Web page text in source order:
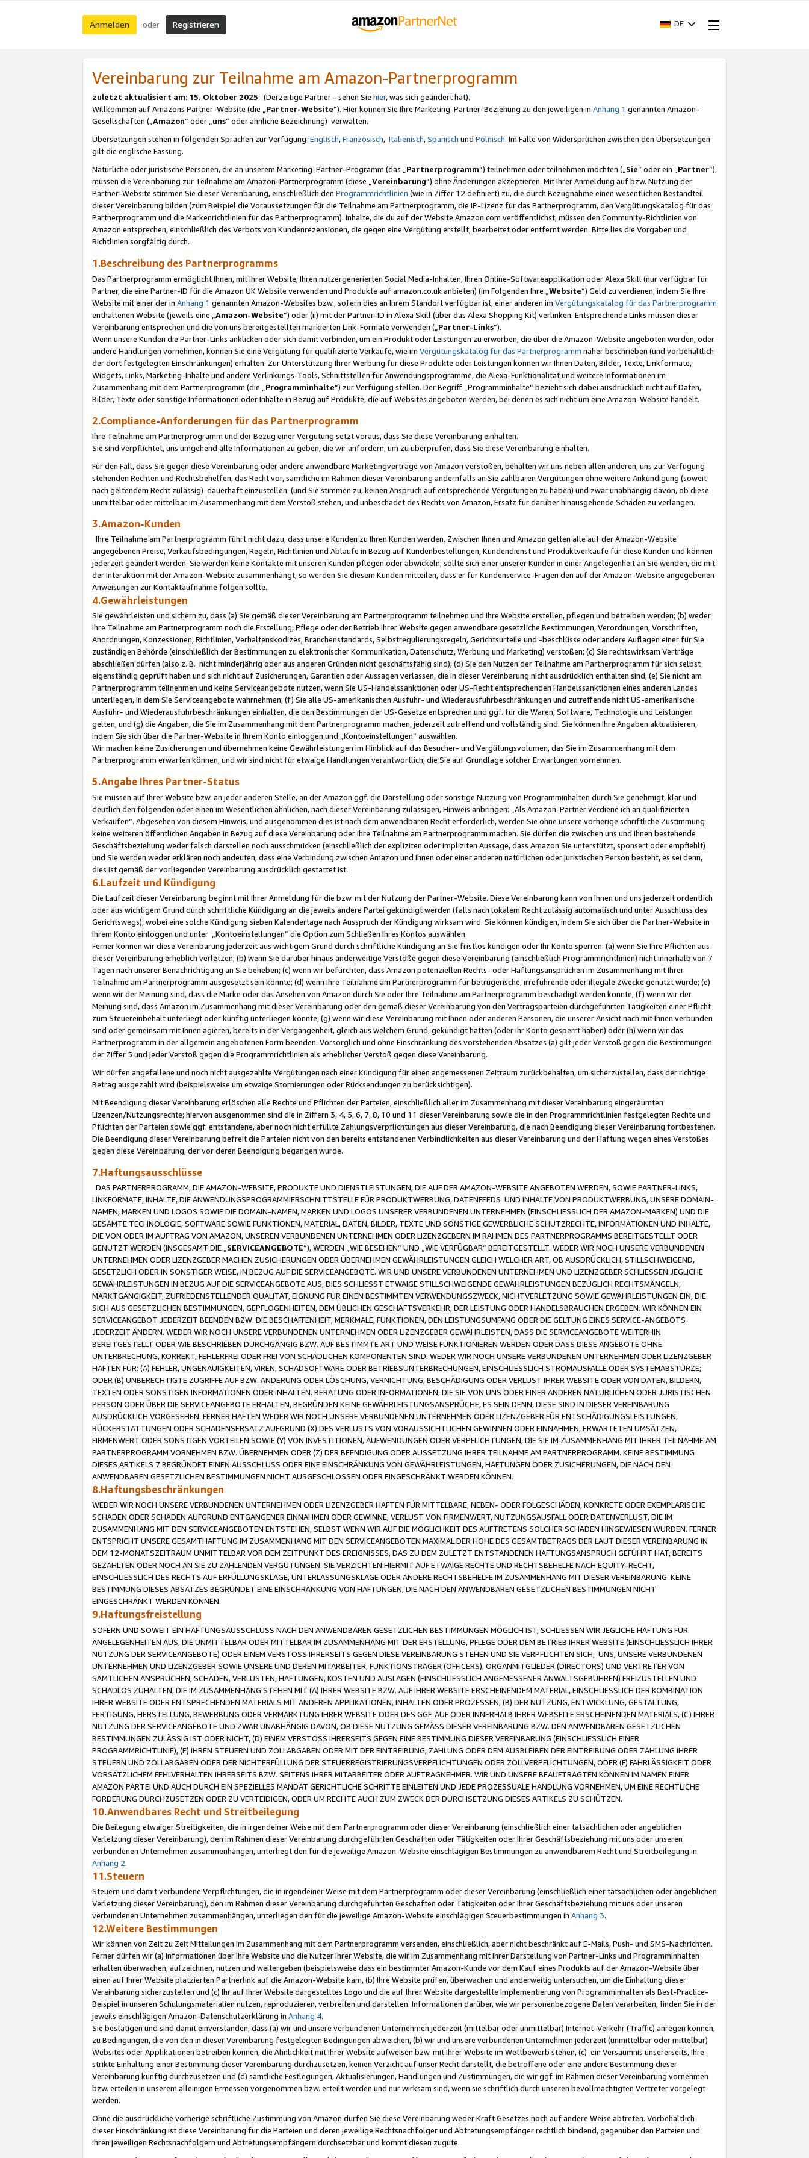
Anmelden oder Registrieren DE
Vereinbarung zur Teilnahme am Amazon-Partnerprogramm
zuletzt aktualisiert am: 15. Oktober 2025 (Derzeitige Partner - sehen Sie hier, was sich geändert hat).
Willkommen auf Amazons Partner-Website (die „Partner-Website“). Hier können Sie Ihre Marketing-Partner-Beziehung zu den jeweiligen in Anhang 1 genannten Amazon-
Gesellschaften („Amazon“ oder „uns“ oder ähnliche Bezeichnung) verwalten.
Übersetzungen stehen in folgenden Sprachen zur Verfügung :Englisch,Französisch, Italienisch,Spanisch und Polnisch. Im Falle von Widersprüchen zwischen den Übersetzungen
gilt die englische Fassung.
Natürliche oder juristische Personen, die an unserem Marketing-Partner-Programm (das „Partnerprogramm“) teilnehmen oder teilnehmen möchten („Sie“ oder ein „Partner“),
müssen die Vereinbarung zur Teilnahme am Amazon-Partnerprogramm (diese „Vereinbarung“) ohne Änderungen akzeptieren. Mit Ihrer Anmeldung auf bzw. Nutzung der
Partner-Website stimmen Sie dieser Vereinbarung, einschließlich den Programmrichtlinien (wie in Ziffer 12 definiert) zu, die durch Bezugnahme einen wesentlichen Bestandteil
dieser Vereinbarung bilden (zum Beispiel die Voraussetzungen für die Teilnahme am Partnerprogramm, die IP-Lizenz für das Partnerprogramm, den Vergütungskatalog für das
Partnerprogramm und die Markenrichtlinien für das Partnerprogramm). Inhalte, die du auf der Website Amazon.com veröffentlichst, müssen den Community-Richtlinien von
Amazon entsprechen, einschließlich des Verbots von Kundenrezensionen, die gegen eine Vergütung erstellt, bearbeitet oder entfernt werden. Bitte lies die Vorgaben und
Richtlinien sorgfältig durch.
1.Beschreibung des Partnerprogramms
Das Partnerprogramm ermöglicht Ihnen, mit Ihrer Website, Ihren nutzergenerierten Social Media-Inhalten, Ihren Online-Softwareapplikation oder Alexa Skill (nur verfügbar für
Partner, die eine Partner-ID für die Amazon UK Website verwenden und Produkte auf amazon.co.uk anbieten) (im Folgenden Ihre „ Website“) Geld zu verdienen, indem Sie Ihre
Website mit einer der in Anhang 1 genannten Amazon-Websites bzw., sofern dies an Ihrem Standort verfügbar ist, einer anderen im Vergütungskatalog für das Partnerprogramm
enthaltenen Website (jeweils eine „ Amazon-Website“) oder (ii) mit der Partner-ID in Alexa Skill (über das Alexa Shopping Kit) verlinken. Entsprechende Links müssen dieser
Vereinbarung entsprechen und die von uns bereitgestellten markierten Link-Formate verwenden („ Partner-Links“).
Wenn unsere Kunden die Partner-Links anklicken oder sich damit verbinden, um ein Produkt oder Leistungen zu erwerben, die über die Amazon-Website angeboten werden, oder
andere Handlungen vornehmen, können Sie eine Vergütung für qualifizierte Verkäufe, wie im Vergütungskatalog für das Partnerprogramm näher beschrieben (und vorbehaltlich
der dort festgelegten Einschränkungen) erhalten. Zur Unterstützung Ihrer Werbung für diese Produkte oder Leistungen können wir Ihnen Daten, Bilder, Texte, Linkformate,
Widgets, Links, Marketing-Inhalte und andere Verlinkungs-Tools, Schnittstellen für Anwendungsprogramme, die Alexa-Funktionalität und weitere Informationen im
Zusammenhang mit dem Partnerprogramm (die „ Programminhalte“) zur Verfügung stellen. Der Begriff „Programminhalte“ bezieht sich dabei ausdrücklich nicht auf Daten,
Bilder, Texte oder sonstige Informationen oder Inhalte in Bezug auf Produkte, die auf Websites angeboten werden, bei denen es sich nicht um eine Amazon-Website handelt.
2.Compliance-Anforderungen für das Partnerprogramm
Ihre Teilnahme am Partnerprogramm und der Bezug einer Vergütung setzt voraus, dass Sie diese Vereinbarung einhalten.
Sie sind verpflichtet, uns umgehend alle Informationen zu geben, die wir anfordern, um zu überprüfen, dass Sie diese Vereinbarung einhalten.
Für den Fall, dass Sie gegen diese Vereinbarung oder andere anwendbare Marketingverträge von Amazon verstoßen, behalten wir uns neben allen anderen, uns zur Verfügung
stehenden Rechten und Rechtsbehelfen, das Recht vor, sämtliche im Rahmen dieser Vereinbarung andernfalls an Sie zahlbaren Vergütungen ohne weitere Ankündigung (soweit
nach geltendem Recht zulässig) dauerhaft einzustellen (und Sie stimmen zu, keinen Anspruch auf entsprechende Vergütungen zu haben) und zwar unabhängig davon, ob diese
unmittelbar oder mittelbar im Zusammenhang mit dem Verstoß stehen, und unbeschadet des Rechts von Amazon, Ersatz für darüber hinausgehende Schäden zu verlangen.
3.Amazon-Kunden
Ihre Teilnahme am Partnerprogramm führt nicht dazu, dass unsere Kunden zu Ihren Kunden werden. Zwischen Ihnen und Amazon gelten alle auf der Amazon-Website
angegebenen Preise, Verkaufsbedingungen, Regeln, Richtlinien und Abläufe in Bezug auf Kundenbestellungen, Kundendienst und Produktverkäufe für diese Kunden und können
jederzeit geändert werden. Sie werden keine Kontakte mit unseren Kunden pflegen oder abwickeln; sollte sich einer unserer Kunden in einer Angelegenheit an Sie wenden, die mit
der Interaktion mit der Amazon-Website zusammenhängt, so werden Sie diesem Kunden mitteilen, dass er für Kundenservice-Fragen den auf der Amazon-Website angegebenen
Anweisungen zur Kontaktaufnahme folgen sollte.
4.Gewährleistungen
Sie gewährleisten und sichern zu, dass (a) Sie gemäß dieser Vereinbarung am Partnerprogramm teilnehmen und Ihre Website erstellen, pflegen und betreiben werden; (b) weder
Ihre Teilnahme am Partnerprogramm noch die Erstellung, Pflege oder der Betrieb Ihrer Website gegen anwendbare gesetzliche Bestimmungen, Verordnungen, Vorschriften,
Anordnungen, Konzessionen, Richtlinien, Verhaltenskodizes, Branchenstandards, Selbstregulierungsregeln, Gerichtsurteile und -beschlüsse oder andere Auflagen einer für Sie
zuständigen Behörde (einschließlich der Bestimmungen zu elektronischer Kommunikation, Datenschutz, Werbung und Marketing) verstoßen; (c) Sie rechtswirksam Verträge
abschließen dürfen (also z. B. nicht minderjährig oder aus anderen Gründen nicht geschäftsfähig sind); (d) Sie den Nutzen der Teilnahme am Partnerprogramm für sich selbst
eigenständig geprüft haben und sich nicht auf Zusicherungen, Garantien oder Aussagen verlassen, die in dieser Vereinbarung nicht ausdrücklich enthalten sind; (e) Sie nicht am
Partnerprogramm teilnehmen und keine Serviceangebote nutzen, wenn Sie US-Handelssanktionen oder US-Recht entsprechenden Handelssanktionen eines anderen Landes
unterliegen, in dem Sie Serviceangebote wahrnehmen; (f) Sie alle US-amerikanischen Ausfuhr- und Wiederausfuhrbeschränkungen und zutreffende nicht US-amerikanische
Ausfuhr- und Wiederausfuhrbeschränkungen einhalten, die den Bestimmungen der US-Gesetze entsprechen und ggf. für die Waren, Software, Technologie und Leistungen
gelten, und (g) die Angaben, die Sie im Zusammenhang mit dem Partnerprogramm machen, jederzeit zutreffend und vollständig sind. Sie können Ihre Angaben aktualisieren,
indem Sie sich über die Partner-Website in Ihrem Konto einloggen und „Kontoeinstellungen“ auswählen.
Wir machen keine Zusicherungen und übernehmen keine Gewährleistungen im Hinblick auf das Besucher- und Vergütungsvolumen, das Sie im Zusammenhang mit dem
Partnerprogramm erwarten können, und wir sind nicht für etwaige Handlungen verantwortlich, die Sie auf Grundlage solcher Erwartungen vornehmen.
5.Angabe Ihres Partner-Status
Sie müssen auf Ihrer Website bzw. an jeder anderen Stelle, an der Amazon ggf. die Darstellung oder sonstige Nutzung von Programminhalten durch Sie genehmigt, klar und
deutlich den folgenden oder einen im Wesentlichen ähnlichen, nach dieser Vereinbarung zulässigen, Hinweis anbringen: „Als Amazon-Partner verdiene ich an qualifizierten
Verkäufen“. Abgesehen von diesem Hinweis, und ausgenommen dies ist nach dem anwendbaren Recht erforderlich, werden Sie ohne unsere vorherige schriftliche Zustimmung
keine weiteren öffentlichen Angaben in Bezug auf diese Vereinbarung oder Ihre Teilnahme am Partnerprogramm machen. Sie dürfen die zwischen uns und Ihnen bestehende
Geschäftsbeziehung weder falsch darstellen noch ausschmücken (einschließlich der expliziten oder impliziten Aussage, dass Amazon Sie unterstützt, sponsert oder empfiehlt)
und Sie werden weder erklären noch andeuten, dass eine Verbindung zwischen Amazon und Ihnen oder einer anderen natürlichen oder juristischen Person besteht, es sei denn,
dies ist gemäß der vorliegenden Vereinbarung ausdrücklich gestattet ist.
6.Laufzeit und Kündigung
Die Laufzeit dieser Vereinbarung beginnt mit Ihrer Anmeldung für die bzw. mit der Nutzung der Partner-Website. Diese Vereinbarung kann von Ihnen und uns jederzeit ordentlich
oder aus wichtigem Grund durch schriftliche Kündigung an die jeweils andere Partei gekündigt werden (falls nach lokalem Recht zulässig automatisch und unter Ausschluss des
Gerichtswegs), wobei eine solche Kündigung sieben Kalendertage nach Ausspruch der Kündigung wirksam wird. Sie können kündigen, indem Sie sich über die Partner-Website in
Ihrem Konto einloggen und unter „Kontoeinstellungen“ die Option zum Schließen Ihres Kontos auswählen.
Ferner können wir diese Vereinbarung jederzeit aus wichtigem Grund durch schriftliche Kündigung an Sie fristlos kündigen oder Ihr Konto sperren: (a) wenn Sie Ihre Pflichten aus
dieser Vereinbarung erheblich verletzen; (b) wenn Sie darüber hinaus anderweitige Verstöße gegen diese Vereinbarung (einschließlich Programmrichtlinien) nicht innerhalb von 7
Tagen nach unserer Benachrichtigung an Sie beheben; (c) wenn wir befürchten, dass Amazon potenziellen Rechts- oder Haftungsansprüchen im Zusammenhang mit Ihrer
Teilnahme am Partnerprogramm ausgesetzt sein könnte; (d) wenn Ihre Teilnahme am Partnerprogramm für betrügerische, irreführende oder illegale Zwecke genutzt wurde; (e)
wenn wir der Meinung sind, dass die Marke oder das Ansehen von Amazon durch Sie oder Ihre Teilnahme am Partnerprogramm beschädigt werden könnte; (f) wenn wir der
Meinung sind, dass Amazon im Zusammenhang mit dieser Vereinbarung oder den gemäß dieser Vereinbarung von den Vertragsparteien durchgeführten Tätigkeiten einer Pflicht
zum Steuereinbehalt unterliegt oder künftig unterliegen könnte; (g) wenn wir diese Vereinbarung mit Ihnen oder anderen Personen, die unserer Ansicht nach mit Ihnen verbunden
sind oder gemeinsam mit Ihnen agieren, bereits in der Vergangenheit, gleich aus welchem Grund, gekündigt hatten (oder Ihr Konto gesperrt haben) oder (h) wenn wir das
Partnerprogramm in der allgemein angebotenen Form beenden. Vorsorglich und ohne Einschränkung des vorstehenden Absatzes (a) gilt jeder Verstoß gegen die Bestimmungen
der Ziffer 5 und jeder Verstoß gegen die Programmrichtlinien als erheblicher Verstoß gegen diese Vereinbarung.
Wir dürfen angefallene und noch nicht ausgezahlte Vergütungen nach einer Kündigung für einen angemessenen Zeitraum zurückbehalten, um sicherzustellen, dass der richtige
Betrag ausgezahlt wird (beispielsweise um etwaige Stornierungen oder Rücksendungen zu berücksichtigen).
Mit Beendigung dieser Vereinbarung erlöschen alle Rechte und Pflichten der Parteien, einschließlich aller im Zusammenhang mit dieser Vereinbarung eingeräumten
Lizenzen/Nutzungsrechte; hiervon ausgenommen sind die in Ziffern 3, 4, 5, 6, 7, 8, 10 und 11 dieser Vereinbarung sowie die in den Programmrichtlinien festgelegten Rechte und
Pflichten der Parteien sowie ggf. entstandene, aber noch nicht erfüllte Zahlungsverpflichtungen aus dieser Vereinbarung, die nach Beendigung dieser Vereinbarung fortbestehen.
Die Beendigung dieser Vereinbarung befreit die Parteien nicht von den bereits entstandenen Verbindlichkeiten aus dieser Vereinbarung und der Haftung wegen eines Verstoßes
gegen diese Vereinbarung, der vor deren Beendigung begangen wurde.
7.Haftungsausschlüsse
DAS PARTNERPROGRAMM, DIE AMAZON-WEBSITE, PRODUKTE UND DIENSTLEISTUNGEN, DIE AUF DER AMAZON-WEBSITE ANGEBOTEN WERDEN, SOWIE PARTNER-LINKS,
LINKFORMATE, INHALTE, DIE ANWENDUNGSPROGRAMMIERSCHNITTSTELLE FÜR PRODUKTWERBUNG, DATENFEEDS UND INHALTE VON PRODUKTWERBUNG, UNSERE DOMAIN-
NAMEN, MARKEN UND LOGOS SOWIE DIE DOMAIN-NAMEN, MARKEN UND LOGOS UNSERER VERBUNDENEN UNTERNEHMEN (EINSCHLIESSLICH DER AMAZON-MARKEN) UND DIE
GESAMTE TECHNOLOGIE, SOFTWARE SOWIE FUNKTIONEN, MATERIAL, DATEN, BILDER, TEXTE UND SONSTIGE GEWERBLICHE SCHUTZRECHTE, INFORMATIONEN UND INHALTE,
DIE VON ODER IM AUFTRAG VON AMAZON, UNSEREN VERBUNDENEN UNTERNEHMEN ODER LIZENZGEBERN IM RAHMEN DES PARTNERPROGRAMMS BEREITGESTELLT ODER
GENUTZT WERDEN (INSGESAMT DIE „ SERVICEANGEBOTE“), WERDEN „WIE BESEHEN“ UND „WIE VERFÜGBAR“ BEREITGESTELLT. WEDER WIR NOCH UNSERE VERBUNDENEN
UNTERNEHMEN ODER LIZENZGEBER MACHEN ZUSICHERUNGEN ODER ÜBERNEHMEN GEWÄHRLEISTUNGEN GLEICH WELCHER ART, OB AUSDRÜCKLICH, STILLSCHWEIGEND,
GESETZLICH ODER IN SONSTIGER WEISE, IN BEZUG AUF DIE SERVICEANGEBOTE. WIR UND UNSERE VERBUNDENEN UNTERNEHMEN UND LIZENZGEBER SCHLIESSEN JEGLICHE
GEWÄHRLEISTUNGEN IN BEZUG AUF DIE SERVICEANGEBOTE AUS; DIES SCHLIESST ETWAIGE STILLSCHWEIGENDE GEWÄHRLEISTUNGEN BEZÜGLICH RECHTSMÄNGELN,
MARKTGÄNGIGKEIT, ZUFRIEDENSTELLENDER QUALITÄT, EIGNUNG FÜR EINEN BESTIMMTEN VERWENDUNGSZWECK, NICHTVERLETZUNG SOWIE GEWÄHRLEISTUNGEN EIN, DIE
SICH AUS GESETZLICHEN BESTIMMUNGEN, GEPFLOGENHEITEN, DEM ÜBLICHEN GESCHÄFTSVERKEHR, DER LEISTUNG ODER HANDELSBRÄUCHEN ERGEBEN. WIR KÖNNEN EIN
SERVICEANGEBOT JEDERZEIT BEENDEN BZW. DIE BESCHAFFENHEIT, MERKMALE, FUNKTIONEN, DEN LEISTUNGSUMFANG ODER DIE GELTUNG EINES SERVICE-ANGEBOTS
JEDERZEIT ÄNDERN. WEDER WIR NOCH UNSERE VERBUNDENEN UNTERNEHMEN ODER LIZENZGEBER GEWÄHRLEISTEN, DASS DIE SERVICEANGEBOTE WEITERHIN
BEREITGESTELLT ODER WIE BESCHRIEBEN DURCHGÄNGIG BZW. AUF BESTIMMTE ART UND WEISE FUNKTIONIEREN WERDEN ODER DASS DIESE ANGEBOTE OHNE
UNTERBRECHUNG, KORREKT, FEHLERFREI ODER FREI VON SCHÄDLICHEN KOMPONENTEN SIND. WEDER WIR NOCH UNSERE VERBUNDENEN UNTERNEHMEN ODER LIZENZGEBER
HAFTEN FÜR: (A) FEHLER, UNGENAUIGKEITEN, VIREN, SCHADSOFTWARE ODER BETRIEBSUNTERBRECHUNGEN, EINSCHLIESSLICH STROMAUSFÄLLE ODER SYSTEMABSTÜRZE;
ODER (B) UNBERECHTIGTE ZUGRIFFE AUF BZW. ÄNDERUNG ODER LÖSCHUNG, VERNICHTUNG, BESCHÄDIGUNG ODER VERLUST IHRER WEBSITE ODER VON DATEN, BILDERN,
TEXTEN ODER SONSTIGEN INFORMATIONEN ODER INHALTEN. BERATUNG ODER INFORMATIONEN, DIE SIE VON UNS ODER EINER ANDEREN NATÜRLICHEN ODER JURISTISCHEN
PERSON ODER ÜBER DIE SERVICEANGEBOTE ERHALTEN, BEGRÜNDEN KEINE GEWÄHRLEISTUNGSANSPRÜCHE, ES SEIN DENN, DIESE SIND IN DIESER VEREINBARUNG
AUSDRÜCKLICH VORGESEHEN. FERNER HAFTEN WEDER WIR NOCH UNSERE VERBUNDENEN UNTERNEHMEN ODER LIZENZGEBER FÜR ENTSCHÄDIGUNGSLEISTUNGEN,
RÜCKERSTATTUNGEN ODER SCHADENSERSATZ AUFGRUND (X) DES VERLUSTS VON VORAUSSICHTLICHEN GEWINNEN ODER EINNAHMEN, ERWARTETEN UMSÄTZEN,
FIRMENWERT ODER SONSTIGEN VORTEILEN SOWIE (Y) VON INVESTITIONEN, AUFWENDUNGEN ODER VERPFLICHTUNGEN, DIE SIE IM ZUSAMMENHANG MIT IHRER TEILNAHME AM
PARTNERPROGRAMM VORNEHMEN BZW. ÜBERNEHMEN ODER (Z) DER BEENDIGUNG ODER AUSSETZUNG IHRER TEILNAHME AM PARTNERPROGRAMM. KEINE BESTIMMUNG
DIESES ARTIKELS 7 BEGRÜNDET EINEN AUSSCHLUSS ODER EINE EINSCHRÄNKUNG VON GEWÄHRLEISTUNGEN, HAFTUNGEN ODER ZUSICHERUNGEN, DIE NACH DEN
ANWENDBAREN GESETZLICHEN BESTIMMUNGEN NICHT AUSGESCHLOSSEN ODER EINGESCHRÄNKT WERDEN KÖNNEN.
8.Haftungsbeschränkungen
WEDER WIR NOCH UNSERE VERBUNDENEN UNTERNEHMEN ODER LIZENZGEBER HAFTEN FÜR MITTELBARE, NEBEN- ODER FOLGESCHÄDEN, KONKRETE ODER EXEMPLARISCHE
SCHÄDEN ODER SCHÄDEN AUFGRUND ENTGANGENER EINNAHMEN ODER GEWINNE, VERLUST VON FIRMENWERT, NUTZUNGSAUSFALL ODER DATENVERLUST, DIE IM
ZUSAMMENHANG MIT DEN SERVICEANGEBOTEN ENTSTEHEN, SELBST WENN WIR AUF DIE MÖGLICHKEIT DES AUFTRETENS SOLCHER SCHÄDEN HINGEWIESEN WURDEN. FERNER
ENTSPRICHT UNSERE GESAMTHAFTUNG IM ZUSAMMENHANG MIT DEN SERVICEANGEBOTEN MAXIMAL DER HÖHE DES GESAMTBETRAGS DER LAUT DIESER VEREINBARUNG IN
DEM 12-MONATSZEITRAUM UNMITTELBAR VOR DEM ZEITPUNKT DES EREIGNISSES, DAS ZU DEM ZULETZT ENTSTANDENEN HAFTUNGSANSPRUCH GEFÜHRT HAT, BEREITS
GEZAHLTEN ODER NOCH AN SIE ZU ZAHLENDEN VERGÜTUNGEN. SIE VERZICHTEN HIERMIT AUF ETWAIGE RECHTE UND RECHTSBEHELFE NACH EQUITY-RECHT,
EINSCHLIESSLICH DES RECHTS AUF ERFÜLLUNGSKLAGE, UNTERLASSUNGSKLAGE ODER ANDERE RECHTSBEHELFE IM ZUSAMMENHANG MIT DIESER VEREINBARUNG. KEINE
BESTIMMUNG DIESES ABSATZES BEGRÜNDET EINE EINSCHRÄNKUNG VON HAFTUNGEN, DIE NACH DEN ANWENDBAREN GESETZLICHEN BESTIMMUNGEN NICHT
EINGESCHRÄNKT WERDEN KÖNNEN.
9.Haftungsfreistellung
SOFERN UND SOWEIT EIN HAFTUNGSAUSSCHLUSS NACH DEN ANWENDBAREN GESETZLICHEN BESTIMMUNGEN MÖGLICH IST, SCHLIESSEN WIR JEGLICHE HAFTUNG FÜR
ANGELEGENHEITEN AUS, DIE UNMITTELBAR ODER MITTELBAR IM ZUSAMMENHANG MIT DER ERSTELLUNG, PFLEGE ODER DEM BETRIEB IHRER WEBSITE (EINSCHLIESSLICH IHRER
NUTZUNG DER SERVICEANGEBOTE) ODER EINEM VERSTOSS IHRERSEITS GEGEN DIESE VEREINBARUNG STEHEN UND SIE VERPFLICHTEN SICH, UNS, UNSERE VERBUNDENEN
UNTERNEHMEN UND LIZENZGEBER SOWIE UNSERE UND DEREN MITARBEITER, FUNKTIONSTRÄGER (OFFICERS), ORGANMITGLIEDER (DIRECTORS) UND VERTRETER VON
SÄMTLICHEN ANSPRÜCHEN, SCHÄDEN, VERLUSTEN, HAFTUNGEN, KOSTEN UND AUSLAGEN (EINSCHLIESSLICH ANGEMESSENER ANWALTSGEBÜHREN) FREIZUSTELLEN UND
SCHADLOS ZUHALTEN, DIE IM ZUSAMMENHANG STEHEN MIT (A) IHRER WEBSITE BZW. AUF IHRER WEBSITE ERSCHEINENDEM MATERIAL, EINSCHLIESSLICH DER KOMBINATION
IHRER WEBSITE ODER ENTSPRECHENDEN MATERIALS MIT ANDEREN APPLIKATIONEN, INHALTEN ODER PROZESSEN, (B) DER NUTZUNG, ENTWICKLUNG, GESTALTUNG,
FERTIGUNG, HERSTELLUNG, BEWERBUNG ODER VERMARKTUNG IHRER WEBSITE ODER DES GGF. AUF ODER INNERHALB IHRER WEBSEITE ERSCHEINENDEN MATERIALS, (C) IHRER
NUTZUNG DER SERVICEANGEBOTE UND ZWAR UNABHÄNGIG DAVON, OB DIESE NUTZUNG GEMÄSS DIESER VEREINBARUNG BZW. DEN ANWENDBAREN GESETZLICHEN
BESTIMMUNGEN ZULÄSSIG IST ODER NICHT, (D) EINEM VERSTOSS IHRERSEITS GEGEN EINE BESTIMMUNG DIESER VEREINBARUNG (EINSCHLIESSLICH EINER
PROGRAMMRICHTLINIE), (E) IHREN STEUERN UND ZOLLABGABEN ODER MIT DER EINTREIBUNG, ZAHLUNG ODER DEM AUSBLEIBEN DER EINTREIBUNG ODER ZAHLUNG IHRER
STEUERN UND ZOLLABGABEN ODER DER NICHTERFÜLLUNG DER STEUERREGISTRIERUNGSVERPFLICHTUNGEN ODER ZOLLVERPFLICHTUNGEN, ODER (F) FAHRLÄSSIGKEIT ODER
VORSÄTZLICHEM FEHLVERHALTEN IHRERSEITS BZW. SEITENS IHRER MITARBEITER ODER AUFTRAGNEHMER. WIR UND UNSERE BEAUFTRAGTEN KÖNNEN IM NAMEN EINER
AMAZON PARTEI UND AUCH DURCH EIN SPEZIELLES MANDAT GERICHTLICHE SCHRITTE EINLEITEN UND JEDE PROZESSUALE HANDLUNG VORNEHMEN, UM EINE RECHTLICHE
FORDERUNG DURCHZUSETZEN ODER ZU VERTEIDIGEN, ODER UM RECHTE AUCH ZUM ZWECK DER DURCHSETZUNG DIESES ARTIKELS ZU SCHÜTZEN.
10.Anwendbares Recht und Streitbeilegung
Die Beilegung etwaiger Streitigkeiten, die in irgendeiner Weise mit dem Partnerprogramm oder dieser Vereinbarung (einschließlich einer tatsächlichen oder angeblichen
Verletzung dieser Vereinbarung), den im Rahmen dieser Vereinbarung durchgeführten Geschäften oder Tätigkeiten oder Ihrer Geschäftsbeziehung mit uns oder unseren
verbundenen Unternehmen zusammenhängen, unterliegt den für die jeweilige Amazon-Website einschlägigen Bestimmungen zu anwendbarem Recht und Streitbeilegung in
Anhang 2.
11.Steuern
Steuern und damit verbundene Verpflichtungen, die in irgendeiner Weise mit dem Partnerprogramm oder dieser Vereinbarung (einschließlich einer tatsächlichen oder angeblichen
Verletzung dieser Vereinbarung), den im Rahmen dieser Vereinbarung durchgeführten Geschäften oder Tätigkeiten oder Ihrer Geschäftsbeziehung mit uns oder unseren
verbundenen Unternehmen zusammenhängen, unterliegen den für die jeweilige Amazon-Website einschlägigen Steuerbestimmungen in Anhang 3.
12.Weitere Bestimmungen
Wir können von Zeit zu Zeit Mitteilungen im Zusammenhang mit dem Partnerprogramm versenden, einschließlich, aber nicht beschränkt auf E-Mails, Push- und SMS-Nachrichten.
Ferner dürfen wir (a) Informationen über Ihre Website und die Nutzer Ihrer Website, die wir im Zusammenhang mit Ihrer Darstellung von Partner-Links und Programminhalten
erhalten überwachen, aufzeichnen, nutzen und weitergeben (beispielsweise dass ein bestimmter Amazon-Kunde vor dem Kauf eines Produkts auf der Amazon-Website über
einen auf Ihrer Website platzierten Partnerlink auf die Amazon-Website kam, (b) Ihre Website prüfen, überwachen und anderweitig untersuchen, um die Einhaltung dieser
Vereinbarung sicherzustellen und (c) Ihr auf Ihrer Website dargestelltes Logo und die auf Ihrer Website dargestellte Implementierung von Programminhalten als Best-Practice-
Beispiel in unseren Schulungsmaterialien nutzen, reproduzieren, verbreiten und darstellen. Informationen darüber, wie wir personenbezogene Daten verarbeiten, finden Sie in der
jeweils einschlägigen Amazon-Datenschutzerklärung in Anhang 4.
Sie bestätigen und sind damit einverstanden, dass (a) wir und unsere verbundenen Unternehmen jederzeit (mittelbar oder unmittelbar) Internet-Verkehr (Traffic) anregen können,
zu Bedingungen, die von den in dieser Vereinbarung festgelegten Bedingungen abweichen, (b) wir und unsere verbundenen Unternehmen jederzeit (unmittelbar oder mittelbar)
Websites oder Applikationen betreiben können, die Ähnlichkeit mit Ihrer Website aufweisen bzw. mit Ihrer Website im Wettbewerb stehen, (c) ein Versäumnis unsererseits, Ihre
strikte Einhaltung einer Bestimmung dieser Vereinbarung durchzusetzen, keinen Verzicht auf unser Recht darstellt, die betroffene oder eine andere Bestimmung dieser
Vereinbarung künftig durchzusetzen und (d) sämtliche Festlegungen, Aktualisierungen, Handlungen und Zustimmungen, die wir ggf. im Rahmen dieser Vereinbarung vornehmen
bzw. erteilen in unserem alleinigen Ermessen vorgenommen bzw. erteilt werden und nur wirksam sind, wenn sie schriftlich durch unseren bevollmächtigten Vertreter vorgelegt
werden.
Ohne die ausdrückliche vorherige schriftliche Zustimmung von Amazon dürfen Sie diese Vereinbarung weder Kraft Gesetzes noch auf andere Weise abtreten. Vorbehaltlich
dieser Einschränkung ist diese Vereinbarung für die Parteien und deren jeweilige Rechtsnachfolger und Abtretungsempfänger rechtlich bindend, gegenüber den Parteien und
ihren jeweiligen Rechtsnachfolgern und Abtretungsempfängern durchsetzbar und kommt diesen zugute.